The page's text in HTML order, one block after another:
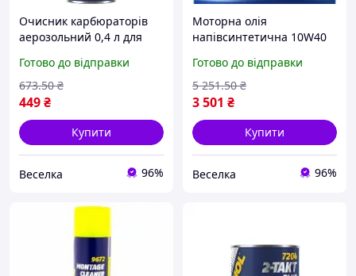
Очисник карбюраторів
аерозольний 0,4 л для
швидке очищення без
демонтажу FLAME
Готово до відправки
449₴
673.50 ₴
Купити
Веселка 96%
Моторна олія
напівсинтетична 10W40
легкових автомобілів з
захистом від зносу.
Готово до відправки
3 501 ₴
5 251.50 ₴
Купити
Веселка 96%